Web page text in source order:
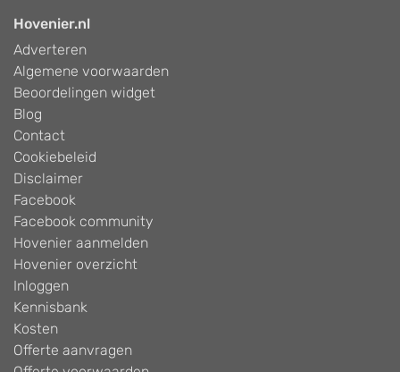
Hovenier.nl
Adverteren
Algemene voorwaarden
Beoordelingen widget
Blog
Contact
Cookiebeleid
Disclaimer
Facebook
Facebook community
Hovenier aanmelden
Hovenier overzicht
Inloggen
Kennisbank
Kosten
Offerte aanvragen